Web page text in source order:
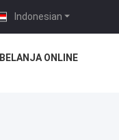
Indonesian
BELANJA ONLINE